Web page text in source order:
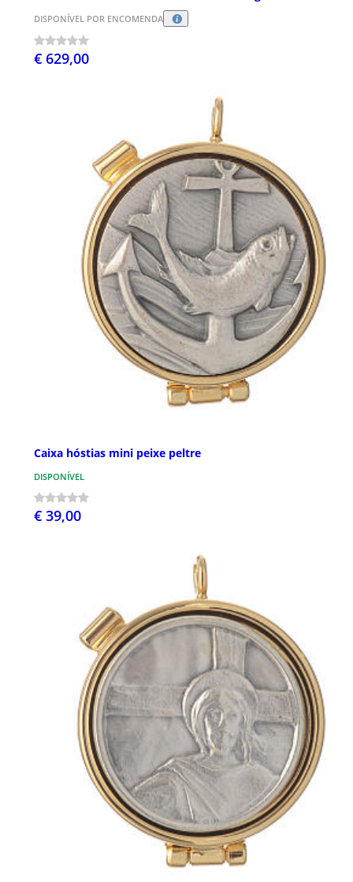
DISPONÍVEL POR ENCOMENDA
€ 629,00
Caixa hóstias mini peixe peltre
DISPONÍVEL
€ 39,00